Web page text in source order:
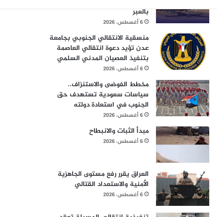
بالعبر
6 أغسطس، 2026
منسقية الانتقالي الجنوبي بجامعة
عدن تؤيد دعوة انتقالي العاصمة
بتنفيذ العصيان المدني السلمي
6 أغسطس، 2026
مخطط الفوضى والاستنزاف..
سياسات سعودية تستهدف حق
الجنوب في استعادة دولته
6 أغسطس، 2026
مبدأ الثبات والانبطاح
6 أغسطس، 2026
العراق يقرر رفع مستوى الجاهزية
الأمنية والاستعداد القتالي
6 أغسطس، 2026